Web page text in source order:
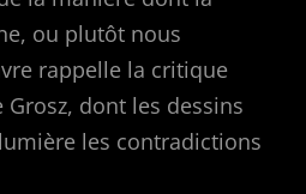
ou plutôt nous
rappelle la critique
Grosz, dont les dessins
les contradictions